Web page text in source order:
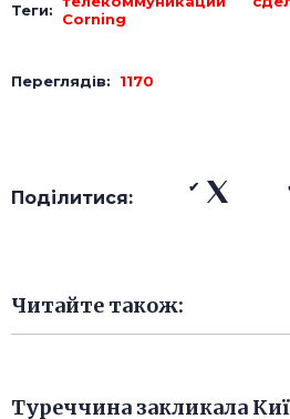
Теги: Corning
Переглядів: 1170
Поділитися:
Читайте також:
Туреччина закликала